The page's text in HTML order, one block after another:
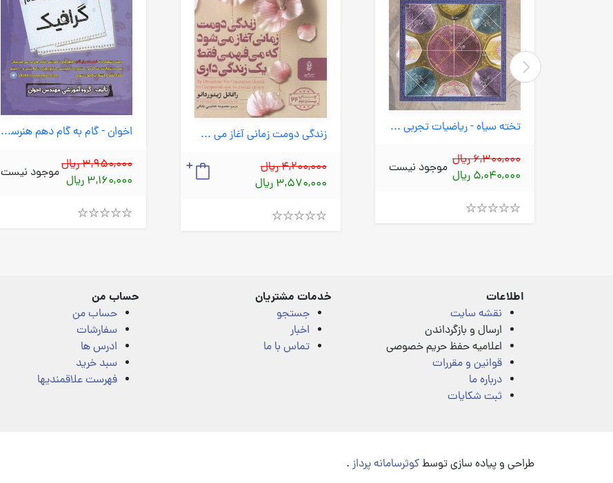
اخوان - گام به گام دهم هنرستان گرافیک 1403
3,950,000 ریال
3,160,000 ریال
موجود نیست
زندگی دومت زمانی آغاز می شود که می فهمی فقط یک زندگی داری (البرز) رقعی شومیز
4,200,000 ریال
3,570,000 ریال
تخته سیاه - ریاضیات تجربی جامع
6,300,000 ریال
5,040,000 ریال
موجود نیست
اطلاعات
نقشه سایت
ارسال و بازگرداندن
اعلامیه حفظ حریم خصوصی
قوانین و مقررات
درباره ما
ثبت شکایات
خدمات مشتریان
جستجو
اخبار
تماس با ما
حساب من
حساب من
سفارشات
ادرس ها
سبد خرید
فهرست علاقمندیها
طراحی و پیاده سازی توسطکوثرسامانه پرداز .